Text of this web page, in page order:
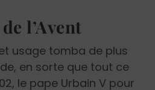
l’Avent
usage tomba de plus
en sorte que tout ce
le pape Urbain V pour